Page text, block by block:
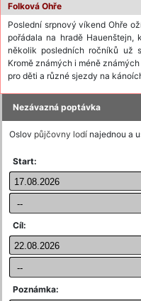
Nezávazná poptávka
Oslov půjčovny lodí najednou a
Start:
Cíl:
Poznámka:
Folková Ohře
Poslední srpnový víkend Ohře
pořádala na hradě
několik posledních ročníků už
Kromě známých i méně
pro děti a různé sjezdy na